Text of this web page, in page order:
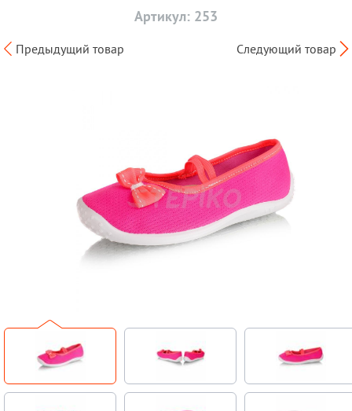
Артикул: 253
Предыдущий товар Следующий товар